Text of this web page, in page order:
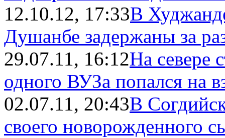
12.10.12, 17:33В
Душанбе задержаны за
29.07.11, 16:12На севере
одного ВУЗа попался на
02.07.11, 20:43В
своего новорожденного